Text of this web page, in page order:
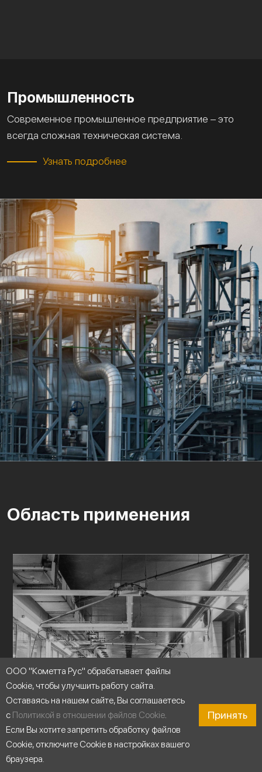
Промышленность
Современное промышленное предприятие – это
всегда сложная техническая система.
Узнать подробнее
Область применения
ООО "Кометта Рус" обрабатывает файлы
Cookie, чтобы улучшить работу сайта.
Оставаясь на нашем сайте, Вы соглашаетесь
с Политикой в отношении файлов Cookie.
Если Вы хотите запретить обработку файлов
Cookie, отключите Cookie в настройках вашего
браузера.
Принять